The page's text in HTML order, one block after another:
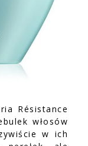
Résistance
włosów
w ich